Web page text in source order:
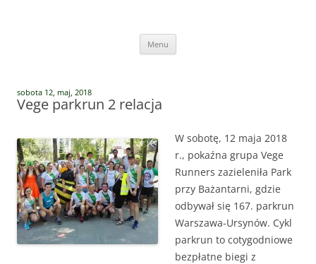
Menu
sobota 12, maj, 2018
Vege parkrun 2 relacja
W sobotę, 12 maja 2018
r., pokaźna grupa Vege
Runners zazieleniła Park
przy Bażantarni, gdzie
odbywał się 167. parkrun
Warszawa-Ursynów. Cykl
parkrun to cotygodniowe
bezpłatne biegi z